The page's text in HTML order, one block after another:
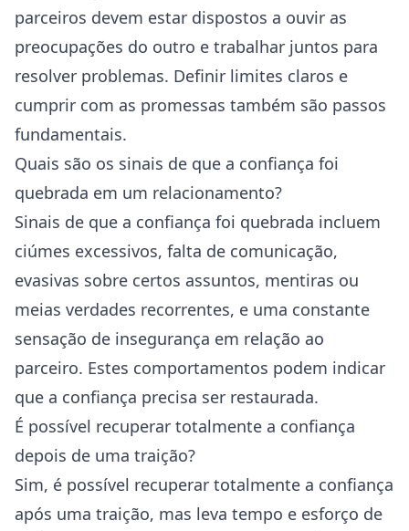
parceiros devem estar dispostos a ouvir as
preocupações do outro e trabalhar juntos para
resolver problemas. Definir limites claros e
cumprir com as promessas também são passos
fundamentais.
Quais são os sinais de que a confiança foi
quebrada em um relacionamento?
Sinais de que a confiança foi quebrada incluem
ciúmes excessivos, falta de comunicação,
evasivas sobre certos assuntos, mentiras ou
meias verdades recorrentes, e uma constante
sensação de insegurança em relação ao
parceiro. Estes comportamentos podem indicar
que a confiança precisa ser restaurada.
É possível recuperar totalmente a confiança
depois de uma traição?
Sim, é possível recuperar totalmente a confiança
após uma traição, mas leva tempo e esforço de